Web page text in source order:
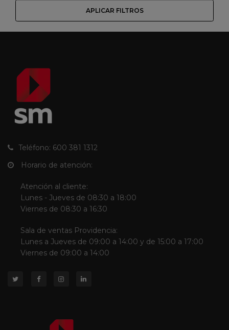
APLICAR FILTROS
Teléfono: 600 381 1312
Horario de atención:
Atención al cliente:
Lunes - Jueves de 08:30 a 18:00
Viernes de 08:30 a 16:30
Sala de ventas Providencia:
Lunes a Jueves de 09:00 a 14:00 y de 15:00 a 17:00
Viernes de 09:00 a 14:00